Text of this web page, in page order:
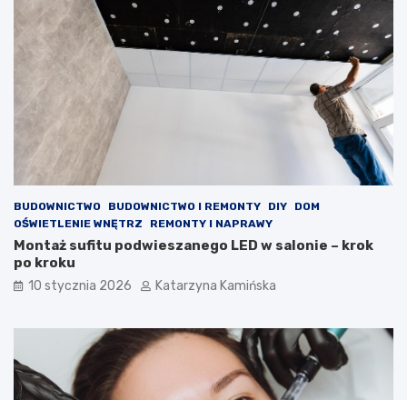
ą
ś
i
e
t
r
z
m
c
h
t
e
m
?
P
r
t
y
BUDOWNICTWO BUDOWNICTWO I REMONTY DIY
DOM
OŚWIETLENIE WNĘTRZ
REMONTY I NAPRAWY
Montaż sufitu podwieszanego LED w salonie – krok
po kroku
10 stycznia 2026 Katarzyna Kamińska